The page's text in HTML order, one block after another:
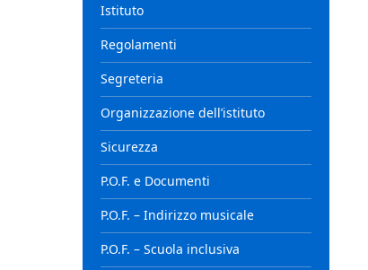
Istituto
Regolamenti
Segreteria
Organizzazione dell’istituto
Sicurezza
P.O.F. e Documenti
P.O.F. – Indirizzo musicale
P.O.F. – Scuola inclusiva